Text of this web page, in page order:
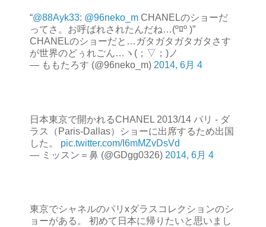
“@88Ayk33: @96neko_m CHANELのショーだ
ってさ。お呼ばれされたんだね…(ºﾛº )”
CHANELのショーだと…ガタガタガタガタさす
が世界のどぅれごん…ヽ(；▽；)ノ
— ももたろす (@96neko_m) 2014, 6月 4
日本東京で開かれるCHANEL 2013/14 パリ - ダ
ラス（Paris-Dallas）ショーに出席するため出国
した。 pic.twitter.com/I6mMZvDsVd
— ミッスン＝鼻 (@GDgg0326) 2014, 6月 4
東京でシャネルのパリxダラスコレクションのシ
ョーがある。 初めて日本に帰りたいと思いまし